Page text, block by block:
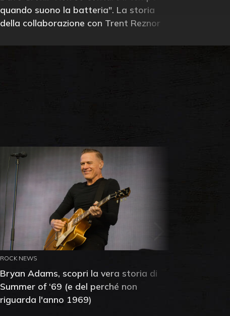
quando suono la batteria". La storia
della collaborazione con Trent Reznor
ROCK NEWS
Bryan Adams, scopri la vera storia di
Summer of ‘69 (e del perché non
riguarda l'anno 1969)